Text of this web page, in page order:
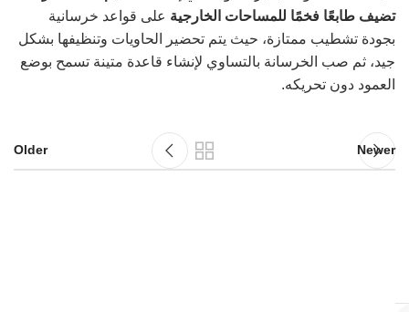
تضيف طابعًا فخمًا للمساحات الخارجية على قواعد خرسانية
بجودة تشطيب ممتازة، حيث يتم تحضير الحاويات وتنظيفها بشكل
جيد، ثم صب الخرسانة بالتساوي لإنشاء قاعدة متينة تسمح بوضع
العمود دون تحريكه.
Newer
Older